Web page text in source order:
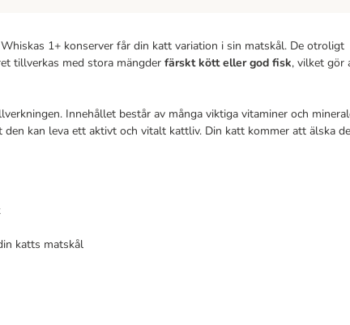
1+ konserver får din katt variation i sin matskål. De otroligt
tillverkas med stora mängder färskt kött eller god fisk, vilket gör
Innehållet består av många viktiga vitaminer och
kan leva ett aktivt och vitalt kattliv. Din katt kommer att älska
katts matskål